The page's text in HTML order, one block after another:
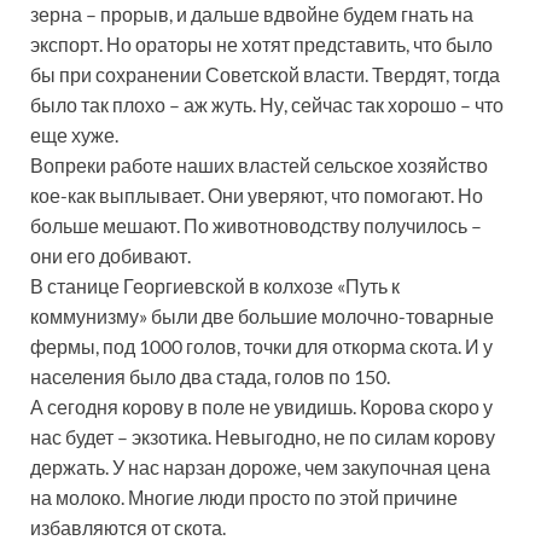
зерна – прорыв, и дальше вдвойне будем гнать на
экспорт. Но ораторы не хотят представить, что было
бы при сохранении Советской власти. Твердят, тогда
было так плохо – аж жуть. Ну, сейчас так хорошо – что
еще хуже.
Вопреки работе наших властей сельское хозяйство
кое-как выплывает. Они уверяют, что помогают. Но
больше мешают. По животноводству получилось –
они его добивают.
В станице Георгиевской в колхозе «Путь к
коммунизму» были две большие молочно-товарные
фермы, под 1000 голов, точки для откорма скота. И у
населения было два стада, голов по 150.
А сегодня корову в поле не увидишь. Корова скоро у
нас будет – экзотика. Невыгодно, не по силам корову
держать. У нас нарзан дороже, чем закупочная цена
на молоко. Многие люди просто по этой причине
избавляются от скота.